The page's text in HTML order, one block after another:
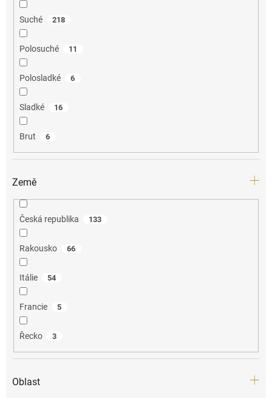
Suché 218
Polosuché 11
Polosladké 6
Sladké 16
Brut 6
Země
Česká republika 133
Rakousko 66
Itálie 54
Francie 5
Řecko 3
Oblast